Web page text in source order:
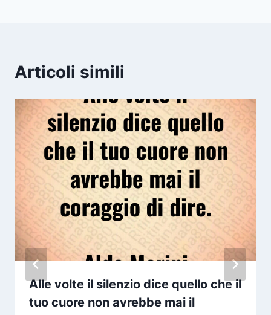
Articoli simili
Alle volte il silenzio dice quello che il
tuo cuore non avrebbe mai il